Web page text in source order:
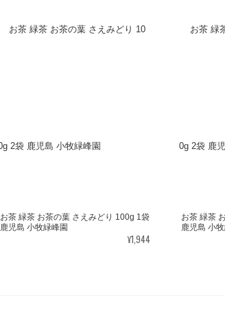
お茶 緑茶 お茶の葉 さえみどり 100g 1袋
鹿児島 小牧緑峰園
¥1,944
お茶 緑茶
鹿児島 小